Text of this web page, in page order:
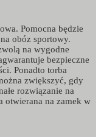
Pomocna będzie
obóz sportowy.
na wygodne
bezpieczne
Ponadto torba
zwiększyć, gdy
rozwiązanie na
otwierana na zamek w